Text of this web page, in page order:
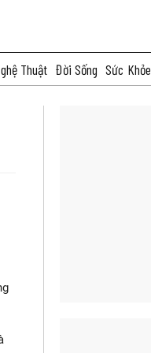
Thuật Đời Sống Sức Khỏe